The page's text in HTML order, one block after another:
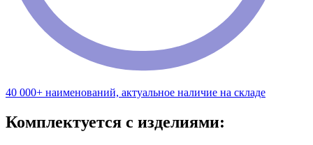
40 000+ наименований, актуальное наличие на складе
Комплектуется с изделиями: